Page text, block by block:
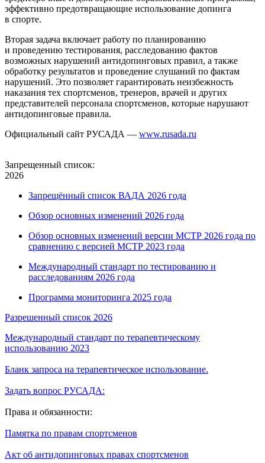
эффективно предотвращающие использование допинга
в спорте.
Вторая задача включает работу по планированию
и проведению тестирования, расследованию фактов
возможных нарушений антидопинговых правил, а также
обработку результатов и проведение слушаний по фактам
нарушений. Это позволяет гарантировать неизбежность
наказания тех спортсменов, тренеров, врачей и других
представителей персонала спортсменов, которые нарушают
антидопинговые правила.
Официальный сайт РУСАДА — www.rusada.ru
Запрещенный список:
2026
Запрещённый список ВАДА 2026 года
Обзор основных изменений 2026 года
Обзор основных изменений версии МСТР 2026 года по
сравнению с версией МСТР 2023 года
Международный стандарт по тестированию и
расследованиям 2026 года
Программа мониторинга 2025 года
Разрешенный список 2026
Международный стандарт по терапевтическому
использованию 2023
Бланк запроса на терапевтическое использование.
Задать вопрос РУСАДА:
Права и обязанности:
Памятка по правам спортсменов
Акт об антидопинговых правах спортсменов